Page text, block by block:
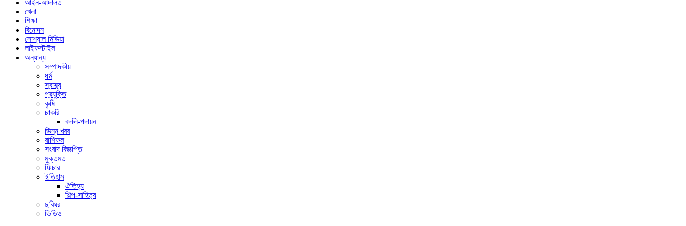
আইন-আদালত
খেলা
শিক্ষা
বিনোদন
সোশ্যাল মিডিয়া
লাইফস্টাইল
অন্যান্য
সম্পাদকীয়
ধর্ম
স্বাস্থ্য
প্রযুক্তি
কৃষি
চাকরি
বদলি-পদায়ন
ভিন্ন খবর
রাশিফল
সংবাদ বিজ্ঞপ্তি
মুক্তমত
ফিচার
ইতিহাস
ঐতিহ্য
শিল্প-সাহিত্য
ছবিঘর
ভিডিও